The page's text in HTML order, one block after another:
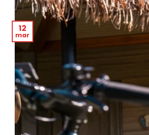
12
mar